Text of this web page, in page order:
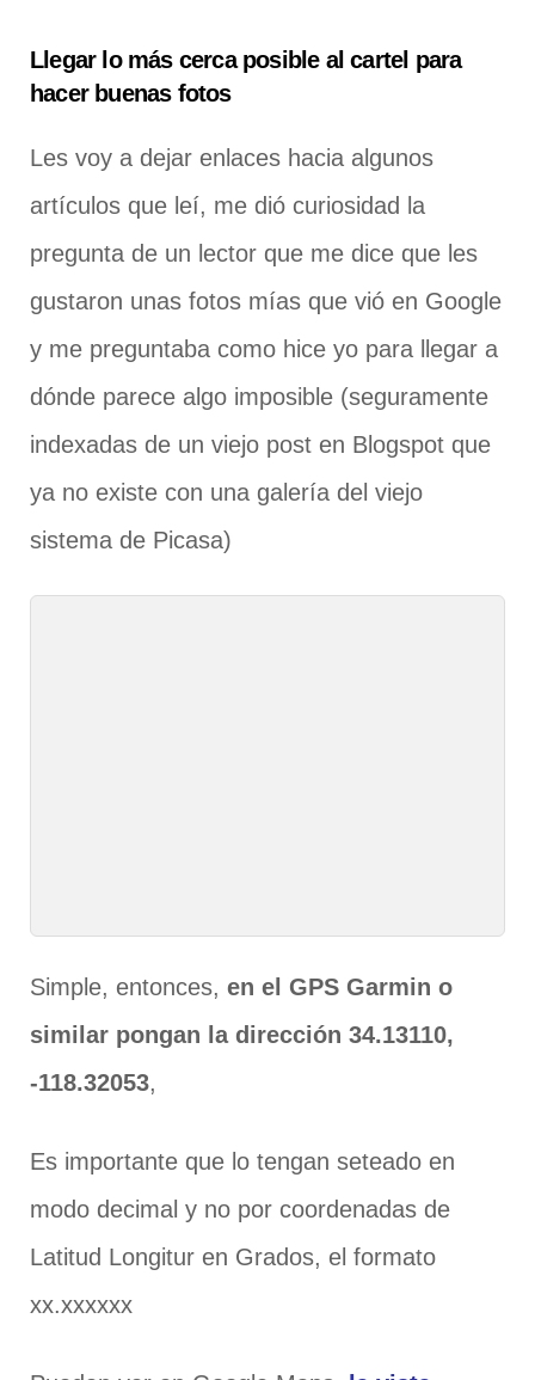
Llegar lo más cerca posible al cartel para
hacer buenas fotos
Les voy a dejar enlaces hacia algunos
artículos que leí, me dió curiosidad la
pregunta de un lector que me dice que les
gustaron unas fotos mías que vió en Google
y me preguntaba como hice yo para llegar a
dónde parece algo imposible (seguramente
indexadas de un viejo post en Blogspot que
ya no existe con una galería del viejo
sistema de Picasa)
Simple, entonces, en el GPS Garmin o
similar pongan la dirección 34.13110,
-118.32053,
Es importante que lo tengan seteado en
modo decimal y no por coordenadas de
Latitud Longitur en Grados, el formato
xx.xxxxxx